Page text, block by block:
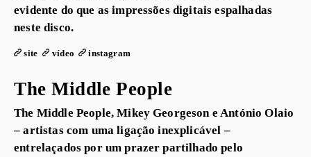
evidente do que as impressões digitais espalhadas
neste disco.
site vídeo instagram
The Middle People
The Middle People, Mikey Georgeson e António Olaio
– artistas com uma ligação inexplicável –
entrelaçados por um prazer partilhado pelo